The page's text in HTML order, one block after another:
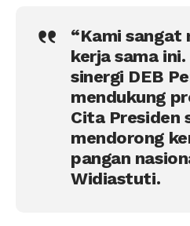
“Kami sangat
kerja sama
sinergi DEB
mendukung
Cita Presiden
mendorong
pangan
Widiastuti.